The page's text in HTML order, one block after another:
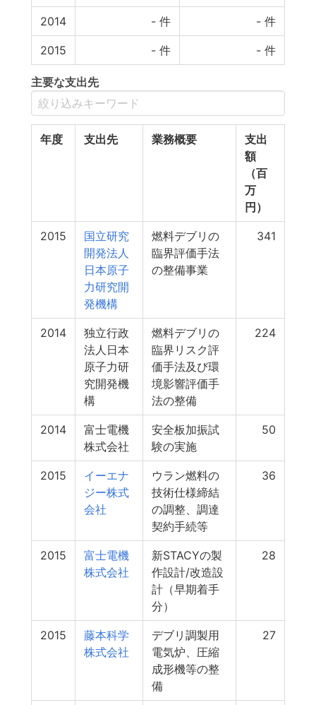
2014 - 件 - 件
2015 - 件 - 件
主要な支出先
年度 支出先 業務概要
支出
額
（百
万
円）
2015
国立研究
開発法人
日本原子
力研究開
発機構
燃料デブリの
臨界評価手法
の整備事業
341
2014
独立行政
法人日本
原子力研
究開発機
構
燃料デブリの
臨界リスク評
価手法及び環
境影響評価手
法の整備
224
2014
富士電機
株式会社
安全板加振試
験の実施
50
2015
イーエナ
ジー株式
会社
ウラン燃料の
技術仕様締結
の調整、調達
契約手続等
36
2015
富士電機
株式会社
新STACYの製
作設計/改造設
計（早期着手
分）
28
2015
藤本科学
株式会社
デブリ調製用
電気炉、圧縮
成形機等の整
備
27